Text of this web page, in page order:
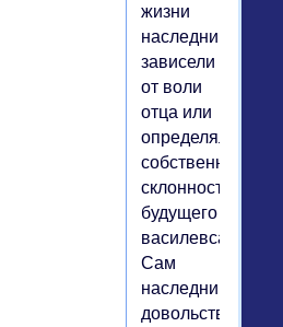
жизни
наследника
зависели
от воли
отца или
определялись
собственными
склонностями
будущего
василевса.
Сам
наследник
довольствовался